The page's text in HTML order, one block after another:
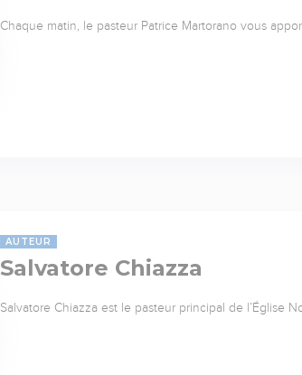
Chaque matin, le pasteur Patrice Martorano vous
AUTEUR
Salvatore Chiazza
Salvatore Chiazza est le pasteur principal de l’Église